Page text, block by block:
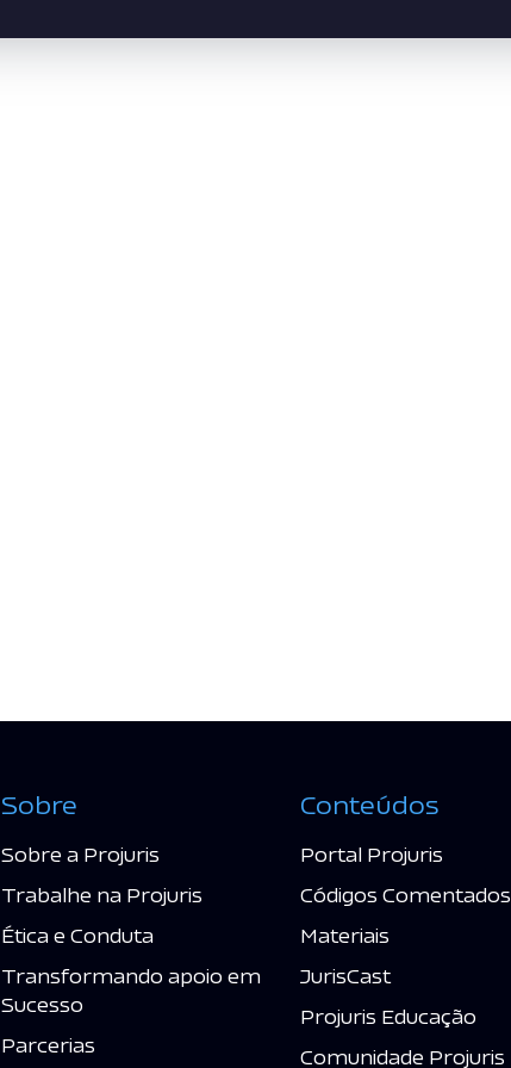
Sobre
Sobre a Projuris
Trabalhe na Projuris
Ética e Conduta
Transformando apoio em
Sucesso
Parcerias
Conteúdos
Portal Projuris
Códigos Comentados
Materiais
JurisCast
Projuris Educação
Comunidade Projuris